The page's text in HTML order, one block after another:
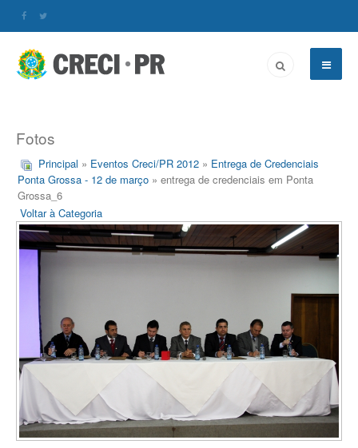
Fotos
Principal » Eventos Creci/PR 2012 » Entrega de Credenciais
Ponta Grossa - 12 de março » entrega de credenciais em Ponta
Grossa_6
Voltar à Categoria